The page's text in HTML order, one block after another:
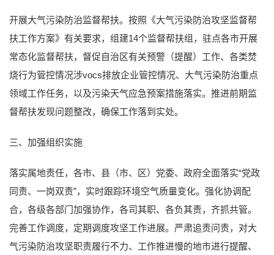
开展大气污染防治监督帮扶。按照《大气污染防治攻坚监督帮
扶工作方案》有关要求，组建14个监督帮扶组，驻点各市开展
常态化监督帮扶，督促自治区有关预警（提醒）工作、各类焚
烧行为管控情况涉vocs排放企业管控情况、大气污染防治重点
领域工作任务，以及污染天气应急预案措施落实。推进前期监
督帮扶发现问题整改，确保工作落到实处。
三、加强组织实施
落实属地责任，各市、县（市、区）党委、政府全面落实“党政
同责、一岗双责”，实时跟踪环境空气质量变化。强化协调配
合，各级各部门加强协作，各司其职、各负其责，齐抓共管。
完善工作调度，定期调度攻坚工作进展。严肃追责问责，对大
气污染防治攻坚职责履行不力、工作推进慢的地市进行提醒、